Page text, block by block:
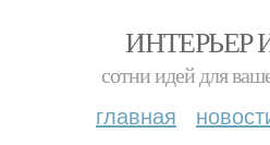
ИНТЕРЬЕР
сотни идей для
главная